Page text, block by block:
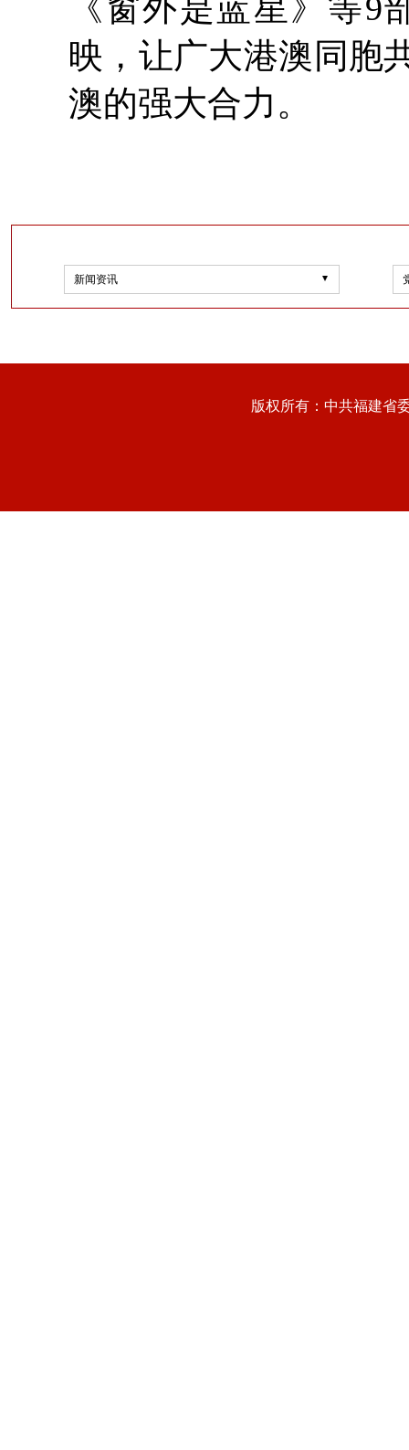
《窗外是蓝星》等
映，让广大港澳同胞
澳的强大合力。
新闻资讯
版权所有：中共福建省